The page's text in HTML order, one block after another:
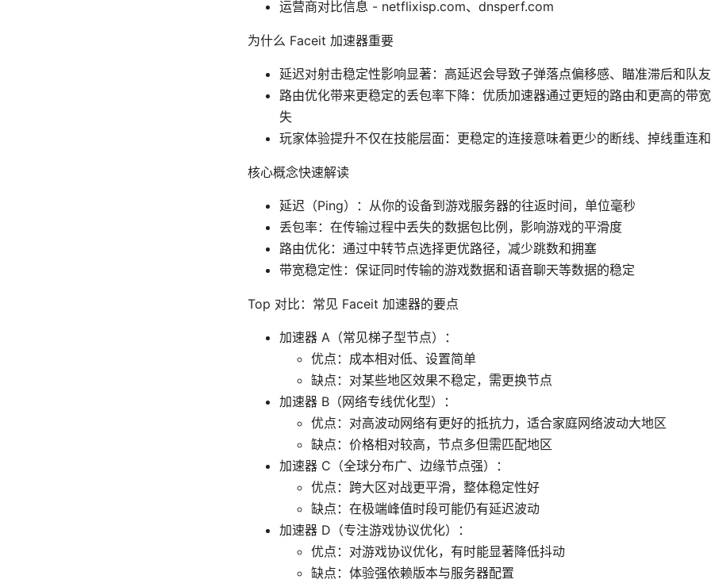
运营商对比信息 - netflixisp.com、dnsperf.com
为什么 Faceit 加速器重要
延迟对射击稳定性影响显著：高延迟会导致子弹落点偏移感、瞄准滞后和队
路由优化带来更稳定的丢包率下降：优质加速器通过更短的路由和更高的带
失
玩家体验提升不仅在技能层面：更稳定的连接意味着更少的断线、掉线重连
核心概念快速解读
延迟（Ping）：从你的设备到游戏服务器的往返时间，单位毫秒
丢包率：在传输过程中丢失的数据包比例，影响游戏的平滑度
路由优化：通过中转节点选择更优路径，减少跳数和拥塞
带宽稳定性：保证同时传输的游戏数据和语音聊天等数据的稳定
Top 对比：常见 Faceit 加速器的要点
加速器 A（常见梯子型节点）：
优点：成本相对低、设置简单
缺点：对某些地区效果不稳定，需更换节点
加速器 B（网络专线优化型）：
优点：对高波动网络有更好的抵抗力，适合家庭网络波动大地区
缺点：价格相对较高，节点多但需匹配地区
加速器 C（全球分布广、边缘节点强）：
优点：跨大区对战更平滑，整体稳定性好
缺点：在极端峰值时段可能仍有延迟波动
加速器 D（专注游戏协议优化）：
优点：对游戏协议优化，有时能显著降低抖动
缺点：体验强依赖版本与服务器配置